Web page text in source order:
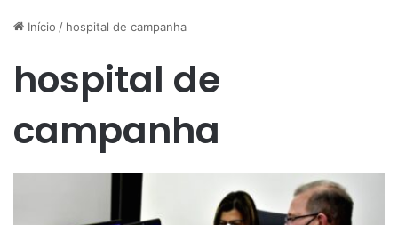
Início / hospital de campanha
hospital de
campanha